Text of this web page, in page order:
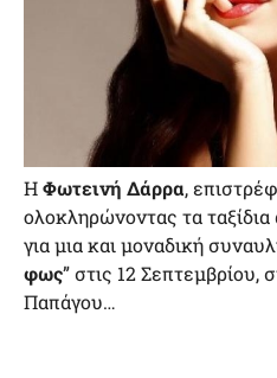
ΗΦωτεινή Δάρρα,
ολοκληρώνοντας τα
για μια και μοναδική
φως” στις 12 Σεπτεμβρίου,
Παπάγου…